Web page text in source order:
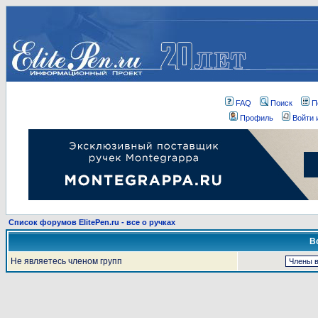
FAQ Поиск
Профиль
Войти
Список форумов ElitePen.ru - все о ручках
Не являетесь членом групп